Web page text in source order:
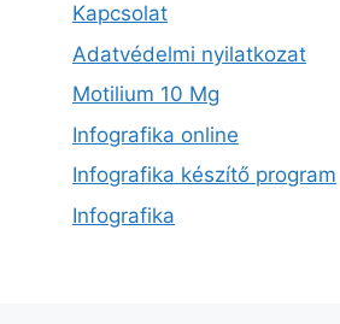
Kapcsolat
Adatvédelmi nyilatkozat
Motilium 10 Mg
Infografika online
Infografika készítő program
Infografika